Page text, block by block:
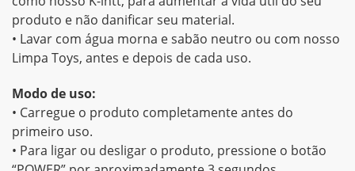
produto e não danificar seu material.
• Lavar com água morna e sabão neutro ou com nosso
Limpa Toys, antes e depois de cada uso.
Modo de uso:
• Carregue o produto completamente antes do
primeiro uso.
• Para ligar ou desligar o produto, pressione o botão